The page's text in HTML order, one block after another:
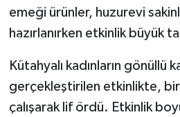
emeği ürünler, huzurevi
hazırlanırken etkinlik büyük
Kütahyalı kadınların gönüllü
gerçekleştirilen etkinlikte,
çalışarak lif ördü. Etkinlik
Vefat Haberleri